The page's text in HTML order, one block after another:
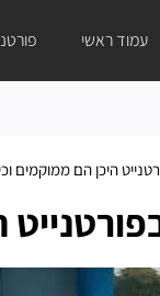
עמוד ראשי
היכן הם ממוקמים